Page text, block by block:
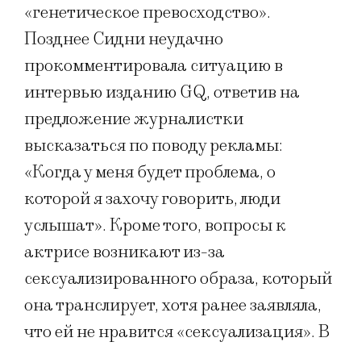
«генетическое превосходство».
Позднее Сидни неудачно
прокомментировала ситуацию в
интервью изданию GQ, ответив на
предложение журналистки
высказаться по поводу рекламы:
«Когда у меня будет проблема, о
которой я захочу говорить, люди
услышат». Кроме того, вопросы к
актрисе возникают из-за
сексуализированного образа, который
она транслирует, хотя ранее заявляла,
что ей не нравится «сексуализация». В